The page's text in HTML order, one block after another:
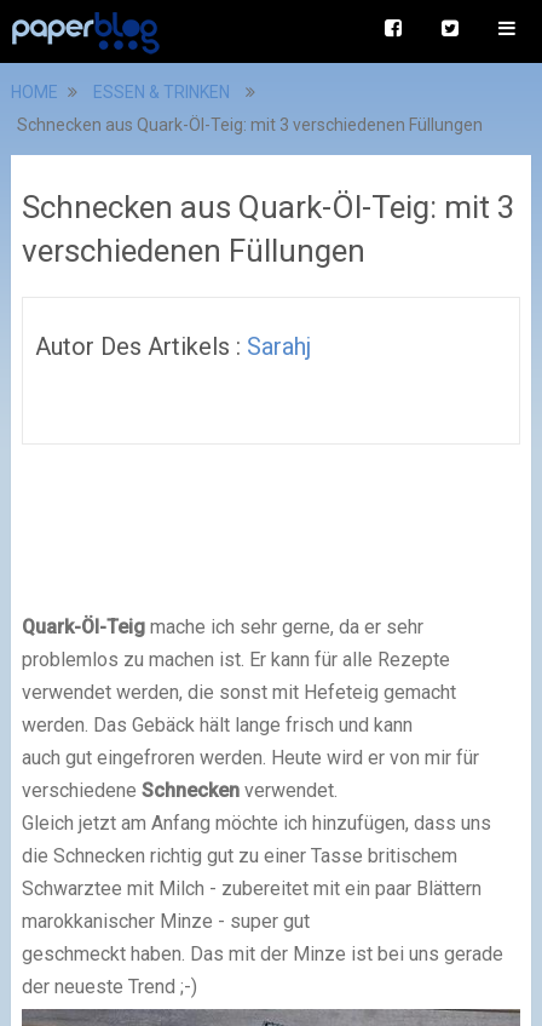
HOME
ESSEN & TRINKEN
Schnecken aus Quark-Öl-Teig: mit 3 verschiedenen Füllungen
Schnecken aus Quark-Öl-Teig: mit 3
verschiedenen Füllungen
Autor Des Artikels : Sarahj
Quark-Öl-Teigmache ich sehr gerne, da er sehr
problemlos zu machen ist. Er kann für alle Rezepte
verwendet werden, die sonst mit Hefeteig gemacht
werden. Das Gebäck hält lange frisch und kann
auch gut eingefroren werden. Heute wird er von mir für
verschiedene Schnecken verwendet.
Gleich jetzt am Anfang möchte ich hinzufügen, dass uns
die Schnecken richtig gut zu einer Tasse britischem
Schwarztee mit Milch - zubereitet mit ein paar Blättern
marokkanischer Minze - super gut
geschmeckt haben. Das mit der Minze ist bei uns gerade
der neueste Trend ;-)